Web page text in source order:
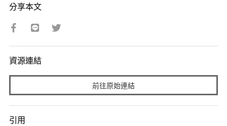
分享本文
資源連結
前往原始連結
引用